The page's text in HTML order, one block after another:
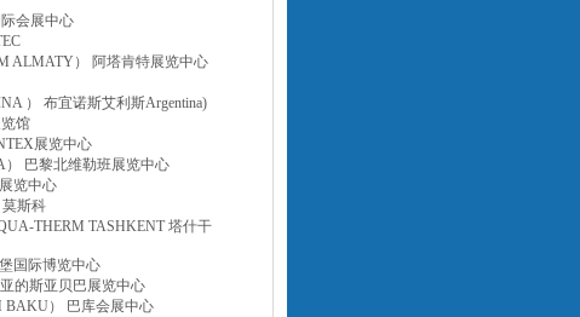
会展中心
ALMATY） 阿塔肯特展览中心
） 布宜诺斯艾利斯Argentina)
馆
展览中心
） 巴黎北维勒班展览中心
览中心
斯科
THERM TASHKENT 塔什干
国际博览中心
的斯亚贝巴展览中心
BAKU） 巴库会展中心